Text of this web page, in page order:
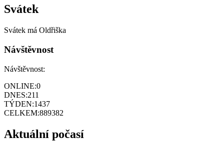
Svátek
Svátek má Oldřiška
Návštěvnost
Návštěvnost:
ONLINE:0
DNES:211
TÝDEN:1437
CELKEM:889382
Aktuální počasí